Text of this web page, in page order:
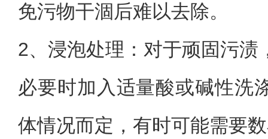
免污物干涸后难以去除。
2、 浸泡处理：对于顽固污渍
必要时加入适量酸或碱性洗
体情况而定，有时可能需要